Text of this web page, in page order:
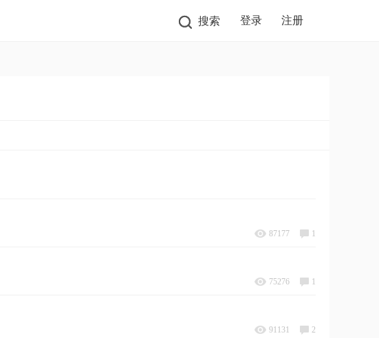
搜索 登录 注册
87177 1
75276 1
91131 2